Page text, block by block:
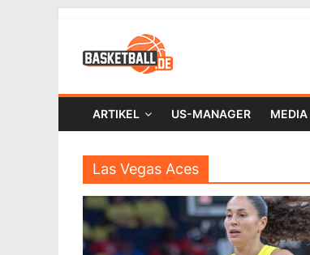
ARTIKEL US-MANAGER MEDIA
Las Vegas Aces